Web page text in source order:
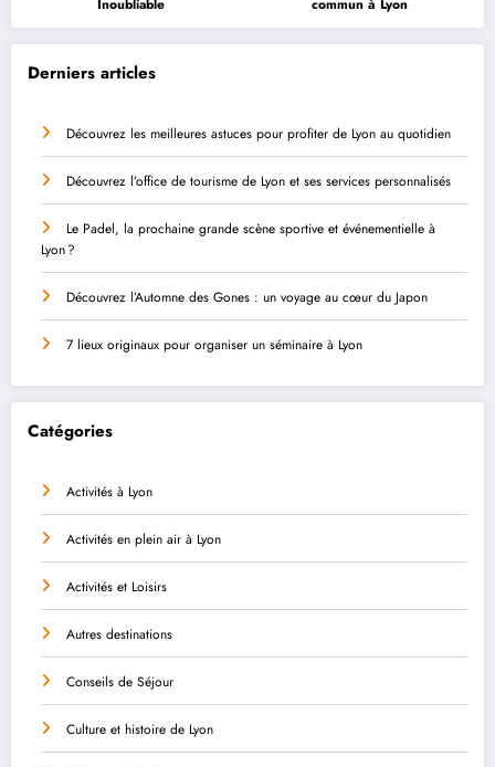
Inoubliable
commun à Lyon
Derniers articles
Découvrez les meilleures astuces pour profiter de Lyon au quotidien
Découvrez l’office de tourisme de Lyon et ses services personnalisés
Le Padel, la prochaine grande scène sportive et événementielle à
Lyon ?
Découvrez l’Automne des Gones : un voyage au cœur du Japon
7 lieux originaux pour organiser un séminaire à Lyon
Catégories
Activités à Lyon
Activités en plein air à Lyon
Activités et Loisirs
Autres destinations
Conseils de Séjour
Culture et histoire de Lyon